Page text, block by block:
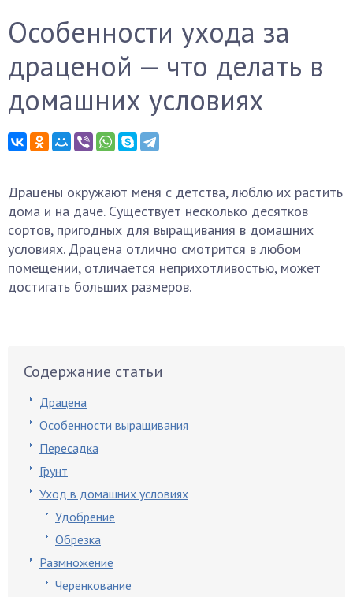
Особенности ухода за
драценой — что делать в
домашних условиях
Драцены окружают меня с детства, люблю их растить
дома и на даче. Существует несколько десятков
сортов, пригодных для выращивания в домашних
условиях. Драцена отлично смотрится в любом
помещении, отличается неприхотливостью, может
достигать больших размеров.
Содержание статьи
Драцена
Особенности выращивания
Пересадка
Грунт
Уход в домашних условиях
Удобрение
Обрезка
Размножение
Черенкование